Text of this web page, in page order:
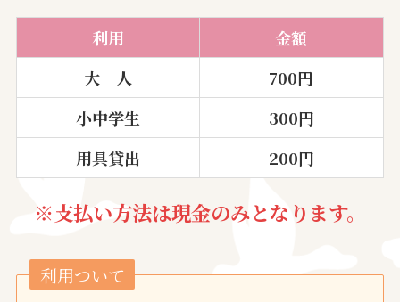
利用
金額
大 人
700円
小中学生
300円
用具貸出
200円
※支払い方法は現金のみとなります。
利用ついて